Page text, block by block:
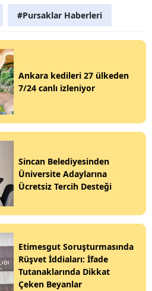
#Pursaklar Haberleri
Ankara kedileri 27 ülkeden
7/24 canlı izleniyor
Sincan Belediyesinden
Üniversite Adaylarına
Ücretsiz Tercih Desteği
Etimesgut Soruşturmasında
Rüşvet İddiaları: İfade
Tutanaklarında Dikkat
Çeken Beyanlar